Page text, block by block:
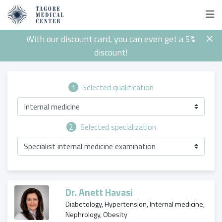
With our discount card, you can even get a 5%
discount!
1
Selected qualification
Internal medicine
2
Selected specialization
Specialist internal medicine examination
Dr. Anett Havasi
Diabetology, Hypertension, Internal medicine,
Nephrology, Obesity